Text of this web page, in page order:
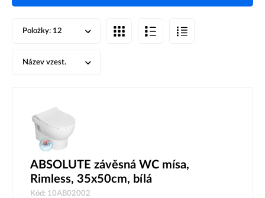
Položky: 12
Název vzest.
ABSOLUTE závěsná WC mísa,
Rimless, 35x50cm, bílá
Kód: 10AB02002